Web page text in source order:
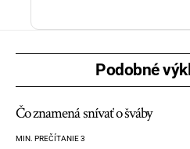
Podobné
Čo znamená snívať o šváby
MIN. PREČÍTANIE 3